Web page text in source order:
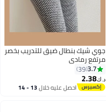
جوي شيك بنطال ضيق للتدريب بخصر
مرتفع رمادي
3.7
39
د.ك‏2.38
احصل عليه خلال 13 - 14
اغسطس